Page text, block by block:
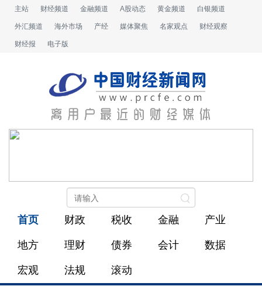
主站 财经频道 金融频道 A股动态 黄金频道 白银频道
外汇频道 海外市场 产经 媒体聚焦 名家观点 财经观察
财经报 电子版
首页 财政 税收 金融 产业
地方 理财 债券 会计 数据
宏观 法规 滚动